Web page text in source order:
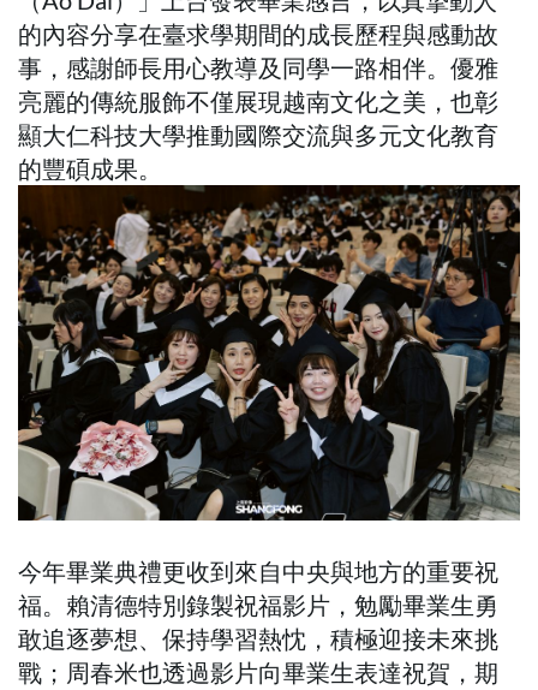
的內容分享在臺求學期間的成長歷程與感動故
事，感謝師長用心教導及同學一路相伴。優雅
亮麗的傳統服飾不僅展現越南文化之美，也彰
顯大仁科技大學推動國際交流與多元文化教育
的豐碩成果。
今年畢業典禮更收到來自中央與地方的重要祝
福。賴清德特別錄製祝福影片，勉勵畢業生勇
敢追逐夢想、保持學習熱忱，積極迎接未來挑
戰；周春米也透過影片向畢業生表達祝賀，期